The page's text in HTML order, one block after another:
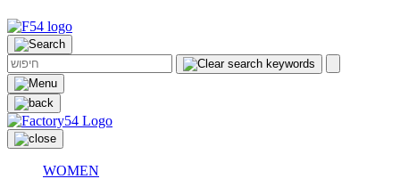
WOMEN